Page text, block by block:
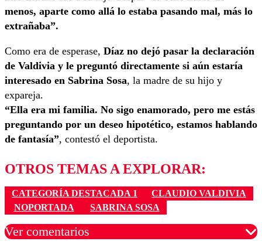
menos, aparte como allá lo estaba pasando mal, más lo
extrañaba”.
Como era de esperase, Díaz no dejó pasar la declaración
de Valdivia y le preguntó directamente si aún estaría
interesado en Sabrina Sosa, la madre de su hijo y
expareja.
“Ella era mi familia. No sigo enamorado, pero me estás
preguntando por un deseo hipotético, estamos hablando
de fantasía”, contestó el deportista.
OTROS TEMAS A EXPLORAR:
CATEGORÍA DESTACADA 1
CLAUDIO VALDIVIA
NOPORTADA
SABRINA SOSA
Ver comentarios